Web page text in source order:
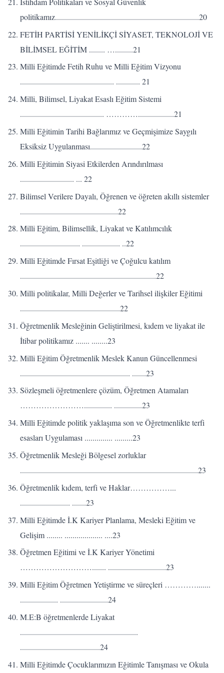
politikamız........................................................................20
FETİH PARTİSİ YENİLİKÇİ SİYASET, TEKNOLOJİ VE
BİLİMSEL EĞİTİM ........ ….........21
Milli Eğitimde Fetih Ruhu ve Milli Eğitim Vizyonu
............................................... ............ 21
Milli, Bilimsel, Liyakat Esaslı Eğitim Sistemi
.......................................... …………..................21
Milli Eğitimin Tarihi Bağlarımız ve Geçmişimize Saygılı
Eksiksiz Uygulanması..........................22
Milli Eğitimin Siyasi Etkilerden Arındırılması
........................... ... 22
Bilimsel Verilere Dayalı, Öğrenen ve öğreten akıllı sistemler
.................................................22
Milli Eğitim, Bilimsellik, Liyakat ve Katılımcılık
.............................. ................... ..22
Milli Eğitimde Fırsat Eşitliği ve Çoğulcu katılım
....................................................................22
Milli politikalar, Milli Değerler ve Tarihsel ilişkiler Eğitimi
..................................................22
Öğretmenlik Mesleğinin Geliştirilmesi, kıdem ve liyakat ile
İtibar politikamız ....... ........23
Milli Eğitim Öğretmenlik Meslek Kanun Güncellenmesi
....................................................... .......23
Sözleşmeli öğretmenlere çözüm, Öğretmen Atamaları
…………………….............. ..............23
Milli Eğitimde politik yaklaşıma son ve Öğretmenlikte terfi
esasları Uygulaması .............. .........23
Öğretmenlik Mesleği Bölgesel zorluklar
.........................................................................................23
Öğretmenlik kıdem, terfi ve Haklar……………...
......................... .......23
Milli Eğitimde İ.K Kariyer Planlama, Mesleki Eğitim ve
Gelişim ........ ................... ....23
Öğretmen Eğitimi ve İ.K Kariyer Yönetimi
………………………....... .............................23
Milli Eğitim Öğretmen Yetiştirme ve süreçleri ………….......
................... ........................24
M.E:B öğretmenlerde Liyakat
...........................................................
........................................24
Milli Eğitimde Çocuklarımızın Eğitimle Tanışması ve Okula